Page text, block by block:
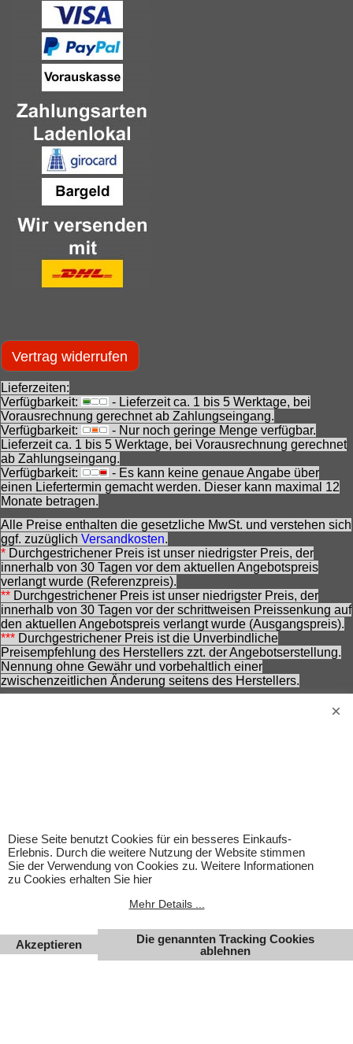
Vertrag widerrufen
Lieferzeiten:
Verfügbarkeit:
- Lieferzeit ca. 1 bis 5 Werktage, bei
Vorausrechnung gerechnet ab Zahlungseingang.
Verfügbarkeit:
- Nur noch geringe Menge verfügbar.
Lieferzeit ca. 1 bis 5 Werktage, bei Vorausrechnung gerechnet
ab Zahlungseingang.
Verfügbarkeit:
- Es kann keine genaue Angabe über
einen Liefertermin gemacht werden. Dieser kann maximal 12
Monate betragen.
Alle Preise enthalten die gesetzliche MwSt. und verstehen sich
ggf. zuzüglich Versandkosten.
* Durchgestrichener Preis ist unser niedrigster Preis, der
innerhalb von 30 Tagen vor dem aktuellen Angebotspreis
verlangt wurde (Referenzpreis).
** Durchgestrichener Preis ist unser niedrigster Preis, der
innerhalb von 30 Tagen vor der schrittweisen Preissenkung auf
den aktuellen Angebotspreis verlangt wurde (Ausgangspreis).
*** Durchgestrichener Preis ist die Unverbindliche
Preisempfehlung des Herstellers zzt. der Angebotserstellung.
Nennung ohne Gewähr und vorbehaltlich einer
zwischenzeitlichen Änderung seitens des Herstellers.
Achtung! Bei den angebotenen Artikeln handelt es sich nicht
Diese Seite benutzt Cookies für ein besseres Einkaufs-
Erlebnis. Durch die weitere Nutzung der Website stimmen
Sie der Verwendung von Cookies zu. Weitere Informationen
zu Cookies erhalten Sie hier
Mehr Details ...
Akzeptieren
Die genannten Tracking Cookies
ablehnen